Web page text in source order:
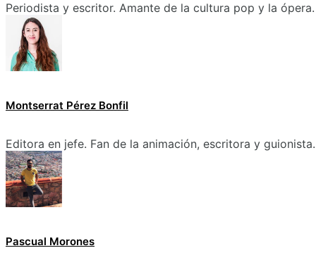
Periodista y escritor. Amante de la cultura pop y la ópera.
Montserrat Pérez Bonfil
Editora en jefe. Fan de la animación, escritora y guionista.
Pascual Morones